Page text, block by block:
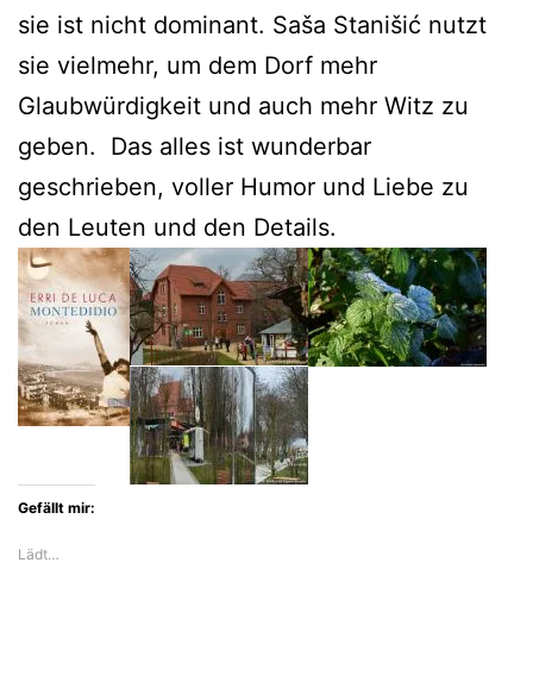
sie ist nicht dominant. Saša Stanišić nutzt
sie vielmehr, um dem Dorf mehr
Glaubwürdigkeit und auch mehr Witz zu
geben. Das alles ist wunderbar
geschrieben, voller Humor und Liebe zu
den Leuten und den Details.
Gefällt mir:
Lädt…